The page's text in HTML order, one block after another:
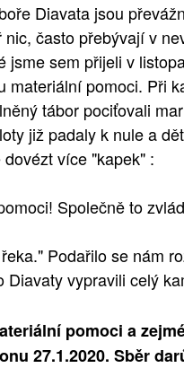
Diavata jsou
často přebývají v
jsme sem přijeli v
materiální pomoci. Při
tábor pociťovali
již padaly k nule a
více "kapek" :
Společně to
Podařilo se nám
Diavaty vypravili celý
pomoci a
27.1.2020. Sběr